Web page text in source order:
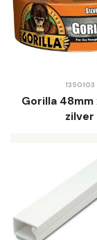
1350103
Gorilla
zilver